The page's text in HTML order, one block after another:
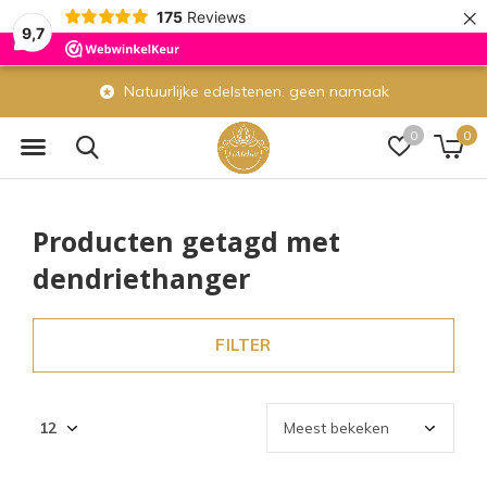
9,7
175 Reviews ×
0 0
Natuurlijke edelstenen: geen namaak
Producten getagd met
dendriethanger
FILTER